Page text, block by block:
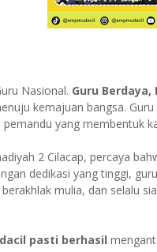
Nasional. Guru Berdaya,
kemajuan bangsa.
yang membentuk
2 Cilacap, percaya
dedikasi yang tinggi,
mulia, dan selalu
pasti berhasil